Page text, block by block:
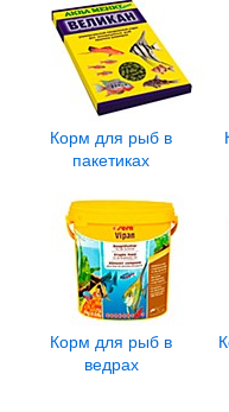
Корм для рыб в
пакетиках
Корм для рыб в
ведрах